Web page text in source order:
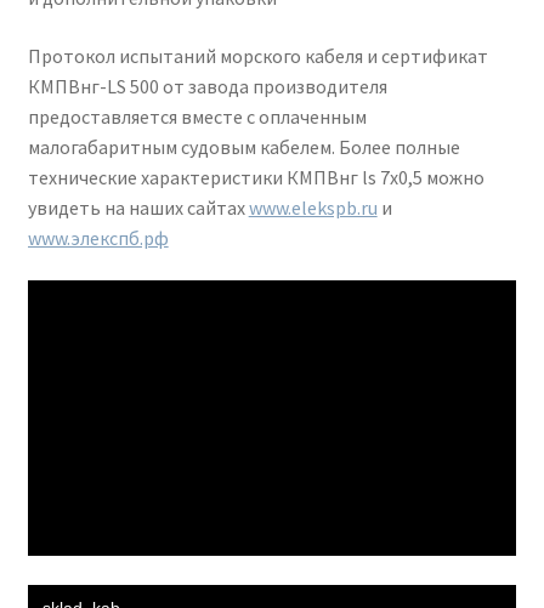
Протокол испытаний морского кабеля и сертификат
КМПВнг-LS 500 от завода производителя
предоставляется вместе с оплаченным
малогабаритным судовым кабелем. Более полные
технические характеристики КМПВнг ls 7х0,5 можно
увидеть на наших сайтахwww.elekspb.ru и
www.элекспб.рф